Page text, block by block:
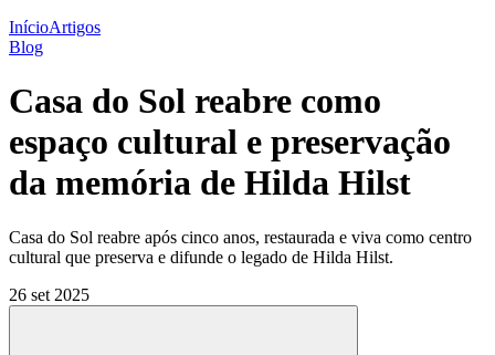
InícioArtigos
Blog
Casa do Sol reabre como
espaço cultural e preservação
da memória de Hilda Hilst
Casa do Sol reabre após cinco anos, restaurada e viva como centro
cultural que preserva e difunde o legado de Hilda Hilst.
26 set 2025